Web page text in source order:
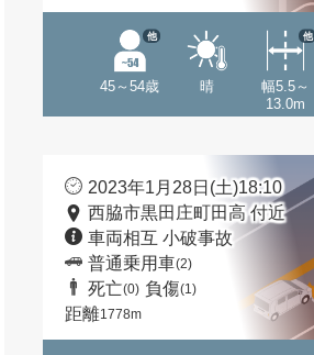
45～54歳
他
晴
幅5.5～
13.0m
他
2023年1月28日(土)18:10
西脇市黒田庄町田高 付近
車両相互 小破事故
普通乗用車(2)
死亡(0) 負傷(1)
距離1778m